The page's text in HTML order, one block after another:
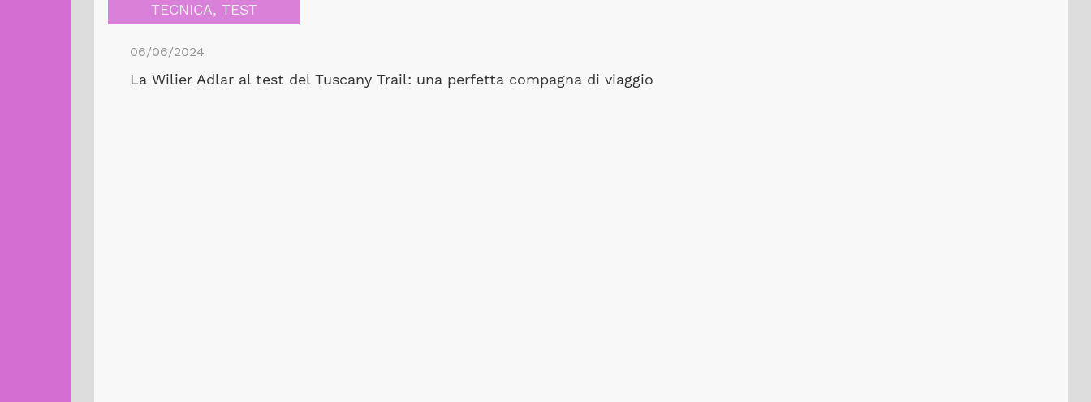
TECNICA, TEST
06/06/2024
La Wilier Adlar al test del Tuscany Trail: una perfetta compagna di viaggio